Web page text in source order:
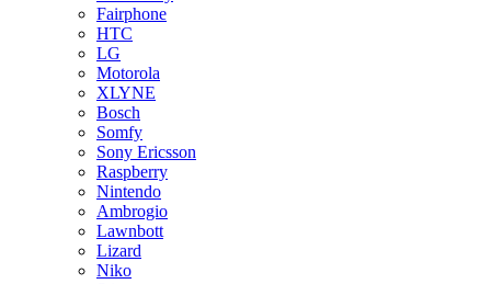
Fairphone
HTC
LG
Motorola
XLYNE
Bosch
Somfy
Sony Ericsson
Raspberry
Nintendo
Ambrogio
Lawnbott
Lizard
Niko